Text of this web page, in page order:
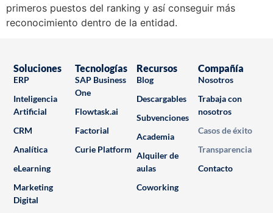
primeros puestos del ranking y así conseguir más
reconocimiento dentro de la entidad.
Soluciones
ERP
Inteligencia
Artificial
CRM
Analítica
eLearning
Marketing
Digital
Tecnologías
SAP Business
One
Flowtask.ai
Factorial
Curie Platform
Recursos
Blog
Descargables
Subvenciones
Academia
Alquiler de
aulas
Coworking
Compañía
Nosotros
Trabaja con
nosotros
Casos de éxito
Transparencia
Contacto